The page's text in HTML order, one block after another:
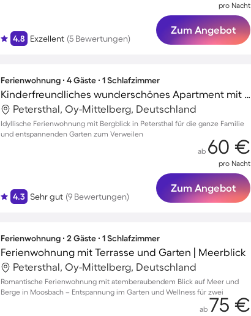
4.8 Exzellent (5 Bewertungen)
pro Nacht
Zum Angebot
Ferienwohnung ∙ 4 Gäste ∙ 1 Schlafzimmer
Kinderfreundliches wunderschönes Apartment mit Garten und Terrasse | Bergblick | Hunde erlaubt
Petersthal, Oy-Mittelberg, Deutschland
Idyllische Ferienwohnung mit Bergblick in Petersthal für die ganze Familie
und entspannenden Garten zum Verweilen
4.3 Sehr gut (9 Bewertungen)
ab 60 €
pro Nacht
Zum Angebot
Ferienwohnung ∙ 2 Gäste ∙ 1 Schlafzimmer
Ferienwohnung mit Terrasse und Garten | Meerblick
Petersthal, Oy-Mittelberg, Deutschland
Romantische Ferienwohnung mit atemberaubendem Blick auf Meer und
Berge in Moosbach – Entspannung im Garten und Wellness für zwei
ab 75 €